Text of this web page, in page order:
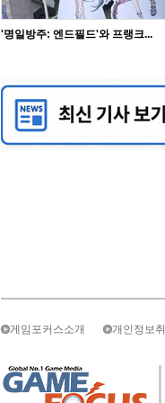
'명일방주: 엔드필드'와 프랭크...
게임포커스소개 개인정보